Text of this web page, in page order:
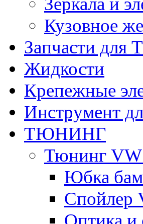
Кузовное
Запчасти для
Жидкости
Крепежные
Инструмент
ТЮНИНГ
Тюнинг
Юбка
Спойлер